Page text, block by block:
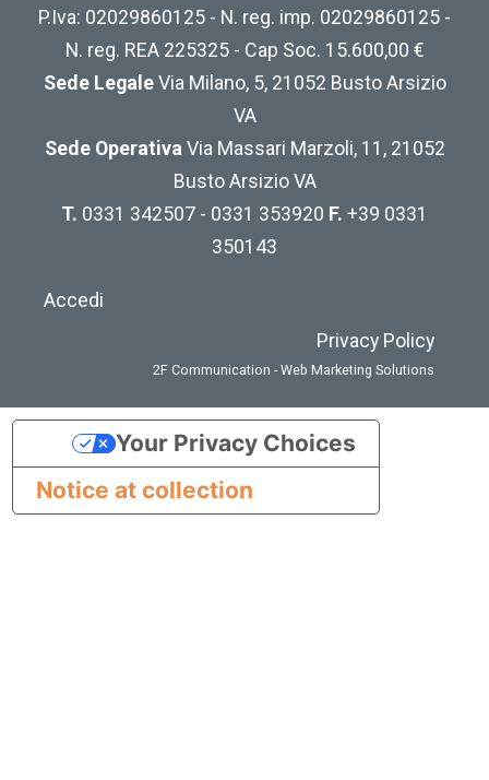
P.Iva: 02029860125 - N. reg. imp. 02029860125 -
N. reg. REA 225325 - Cap Soc. 15.600,00 €
Sede LegaleVia Milano, 5, 21052 Busto Arsizio
VA
Sede Operativa Via Massari Marzoli, 11, 21052
Busto Arsizio VA
T. 0331 342507 - 0331 353920 F. +39 0331
350143
Accedi
Privacy Policy
2F Communication - Web Marketing Solutions
Notice at collection
Your Privacy Choices